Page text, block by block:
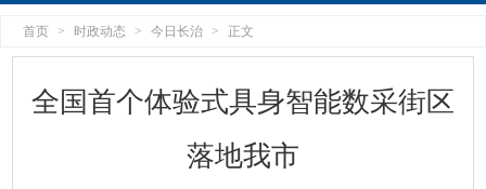
首页 > 时政动态 > 今日长治 > 正文
全国首个体验式具身智能数采街区
落地我市